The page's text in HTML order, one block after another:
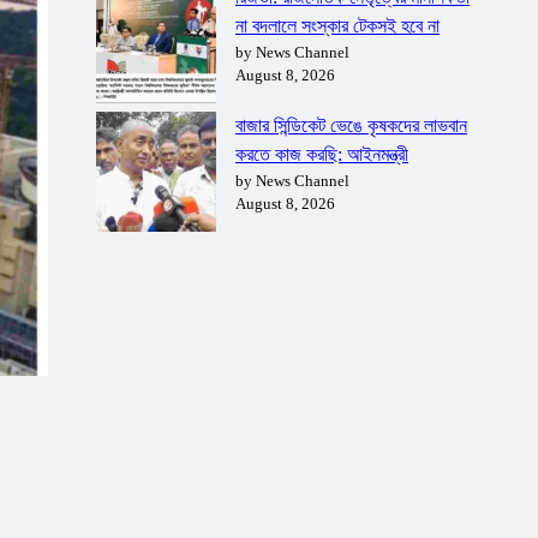
না বদলালে সংস্কার টেকসই হবে না
by News Channel
August 8, 2026
বাজার সিন্ডিকেট ভেঙে কৃষকদের লাভবান
করতে কাজ করছি: আইনমন্ত্রী
by News Channel
August 8, 2026